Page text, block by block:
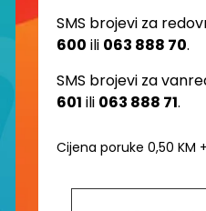
SMS brojevi za
600 ili 063 888 70.
SMS brojevi za
601 ili 063 888 71.
Cijena poruke 0,50 KM